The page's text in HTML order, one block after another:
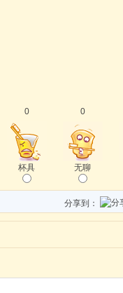
0
杯具
0
无聊
分享到：